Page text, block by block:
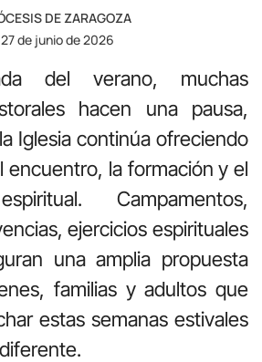
DE ZARAGOZA
27 de junio de 2026
del verano, muchas
hacen una pausa,
Iglesia continúa ofreciendo
encuentro, la formación y el
Campamentos,
ejercicios espirituales
una amplia propuesta
familias y adultos que
estas semanas estivales